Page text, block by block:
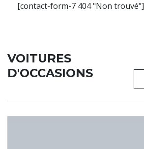
[contact-form-7 404 "Non trouvé"]
VOITURES
D'OCCASIONS